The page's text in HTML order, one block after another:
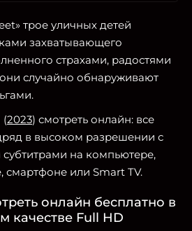
трое уличных детей
захватывающего
страхами, радостями
случайно обнаруживают
(2023) смотреть онлайн: все
в высоком разрешении с
субтитрами на компьютере,
смартфоне или Smart TV.
онлайн бесплатно в
качестве Full HD